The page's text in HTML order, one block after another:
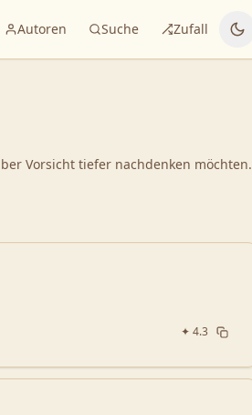
Autoren Suche Zufall
Vorsicht tiefer nachdenken möchten.
✦ 4.3